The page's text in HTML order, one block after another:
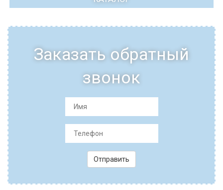
Заказать обратный
звонок
Отправить